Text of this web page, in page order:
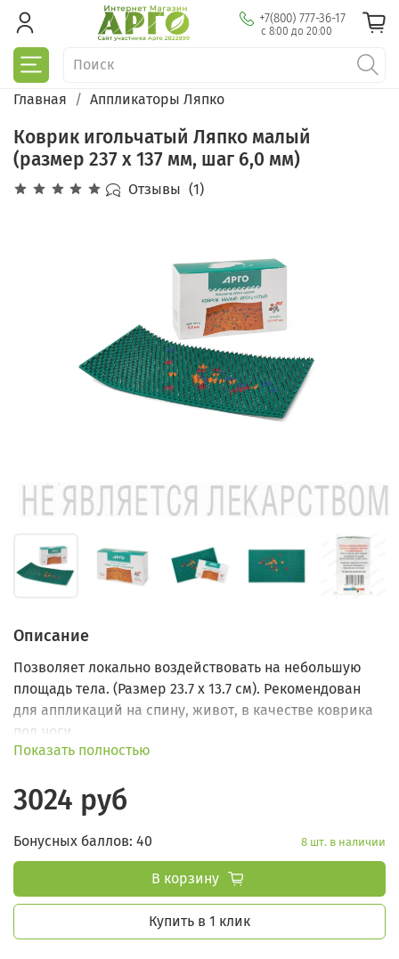
+7(800) 777-36-17
с 8:00 до 20:00
Главная Аппликаторы Ляпко
Коврик игольчатый Ляпко малый
(размер 237 х 137 мм, шаг 6,0 мм)
Отзывы (1)
Описание
Позволяет локально воздействовать на небольшую
площадь тела. (Размер 23.7 х 13.7 см). Рекомендован
для аппликаций на спину, живот, в качестве коврика
под ноги.
Показать полностью
3024 руб
Бонусных баллов: 40 8 шт. в наличии
В корзину
Купить в 1 клик